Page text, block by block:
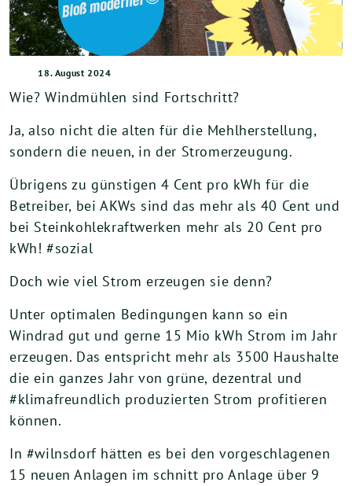
18. August 2024
Wie? Windmühlen sind Fortschritt?
Ja, also nicht die alten für die Mehlherstellung,
sondern die neuen, in der Stromerzeugung.
Übrigens zu günstigen 4 Cent pro kWh für die
Betreiber, bei AKWs sind das mehr als 40 Cent und
bei Steinkohlekraftwerken mehr als 20 Cent pro
kWh! #sozial
Doch wie viel Strom erzeugen sie denn?
Unter optimalen Bedingungen kann so ein
Windrad gut und gerne 15 Mio kWh Strom im Jahr
erzeugen. Das entspricht mehr als 3500 Haushalte
die ein ganzes Jahr von grüne, dezentral und
#klimafreundlich produzierten Strom profitieren
können.
In #wilnsdorf hätten es bei den vorgeschlagenen
15 neuen Anlagen im schnitt pro Anlage über 9